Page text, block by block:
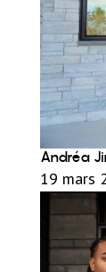
Andréa
19 mars